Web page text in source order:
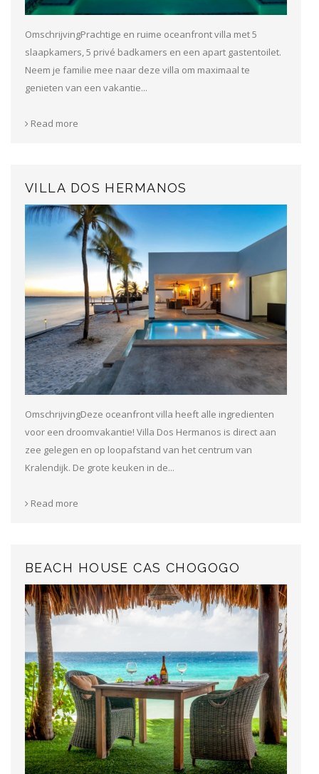
OmschrijvingPrachtige en ruime oceanfront villa met 5
slaapkamers, 5 privé badkamers en een apart gastentoilet.
Neem je familie mee naar deze villa om maximaal te
genieten van een vakantie...
Read more
VILLA DOS HERMANOS
OmschrijvingDeze oceanfront villa heeft alle ingredienten
voor een droomvakantie! Villa Dos Hermanos is direct aan
zee gelegen en op loopafstand van het centrum van
Kralendijk. De grote keuken in de...
Read more
BEACH HOUSE CAS CHOGOGO